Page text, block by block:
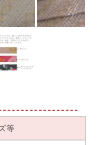
等